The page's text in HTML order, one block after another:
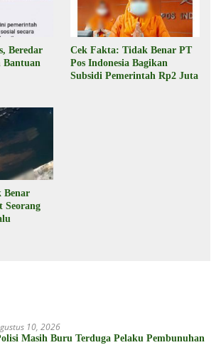
Beredar
Bantuan
Cek Fakta: Tidak Benar PT
Pos Indonesia Bagikan
Subsidi Pemerintah Rp2 Juta
Benar
Seorang
10, 2026
Masih Buru Terduga Pelaku Pembunuhan